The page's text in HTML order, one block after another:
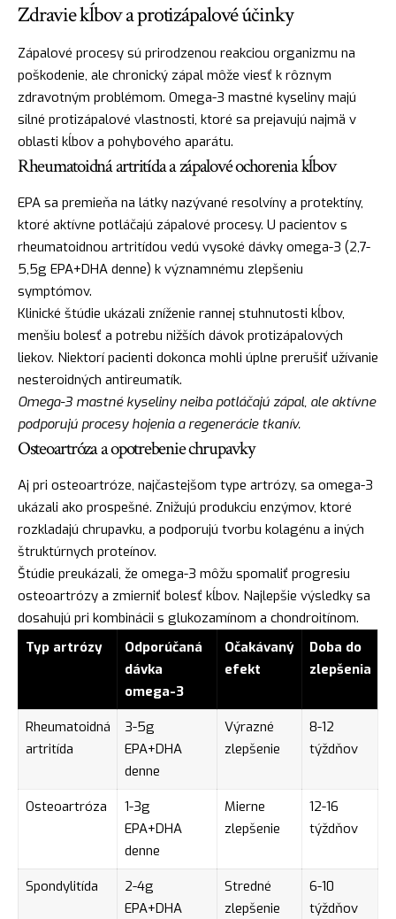
Zdravie kĺbov a protizápalové účinky
Zápalové procesy sú prirodzenou reakciou organizmu na
poškodenie, ale chronický zápal môže viesť k rôznym
zdravotným problémom. Omega-3 mastné kyseliny majú
silné protizápalové vlastnosti, ktoré sa prejavujú najmä v
oblasti kĺbov a pohybového aparátu.
Rheumatoidná artritída a zápalové ochorenia kĺbov
EPA sa premieňa na látky nazývané resolvíny a protektíny,
ktoré aktívne potláčajú zápalové procesy. U pacientov s
rheumatoidnou artritídou vedú vysoké dávky omega-3 (2,7-
5,5g EPA+DHA denne) k významnému zlepšeniu
symptómov.
Klinické štúdie ukázali zníženie rannej stuhnutosti kĺbov,
menšiu bolesť a potrebu nižších dávok protizápalových
liekov. Niektorí pacienti dokonca mohli úplne prerušiť užívanie
nesteroidných antireumatík.
Omega-3 mastné kyseliny neiba potláčajú zápal, ale aktívne
podporujú procesy hojenia a regenerácie tkanív.
Osteoartróza a opotrebenie chrupavky
Aj pri osteoartróze, najčastejšom type artrózy, sa omega-3
ukázali ako prospešné. Znižujú produkciu enzýmov, ktoré
rozkladajú chrupavku, a podporujú tvorbu kolagénu a iných
štruktúrnych proteínov.
Štúdie preukázali, že omega-3 môžu spomaliť progresiu
osteoartrózy a zmierniť bolesť kĺbov. Najlepšie výsledky sa
dosahujú pri kombinácii s glukozamínom a chondroitínom.
Typ artrózy
Odporúčaná
dávka
omega-3
Očakávaný
efekt
Doba do
zlepšenia
Rheumatoidná
artritída
3-5g
EPA+DHA
denne
Výrazné
zlepšenie
8-12
týždňov
Osteoartróza
1-3g
EPA+DHA
denne
Mierne
zlepšenie
12-16
týždňov
Spondylitída
2-4g
EPA+DHA
Stredné
zlepšenie
6-10
týždňov